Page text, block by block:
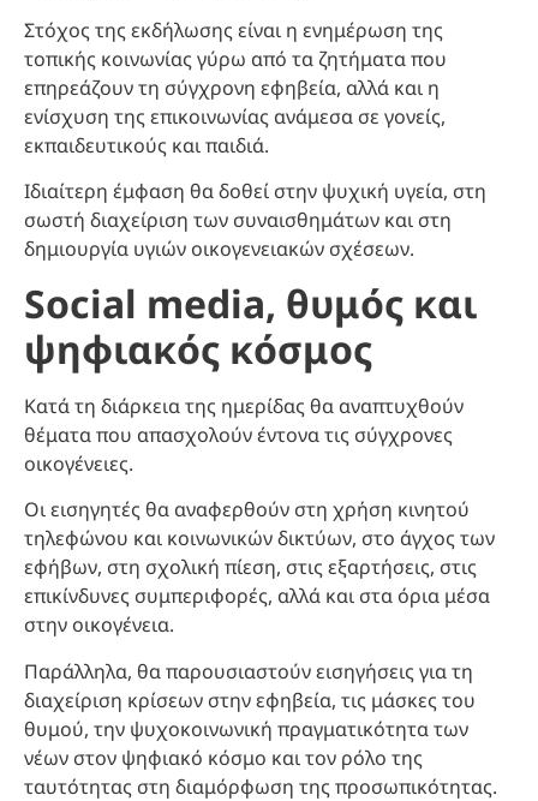
Στόχος της εκδήλωσης είναι η ενημέρωση της
τοπικής κοινωνίας γύρω από τα ζητήματα που
επηρεάζουν τη σύγχρονη εφηβεία, αλλά και η
ενίσχυση της επικοινωνίας ανάμεσα σε γονείς,
εκπαιδευτικούς και παιδιά.
Ιδιαίτερη έμφαση θα δοθεί στην ψυχική υγεία, στη
σωστή διαχείριση των συναισθημάτων και στη
δημιουργία υγιών οικογενειακών σχέσεων.
Social media, θυμός και
ψηφιακός κόσμος
Κατά τη διάρκεια της ημερίδας θα αναπτυχθούν
θέματα που απασχολούν έντονα τις σύγχρονες
οικογένειες.
Οι εισηγητές θα αναφερθούν στη χρήση κινητού
τηλεφώνου και κοινωνικών δικτύων, στο άγχος των
εφήβων, στη σχολική πίεση, στις εξαρτήσεις, στις
επικίνδυνες συμπεριφορές, αλλά και στα όρια μέσα
στην οικογένεια.
Παράλληλα, θα παρουσιαστούν εισηγήσεις για τη
διαχείριση κρίσεων στην εφηβεία, τις μάσκες του
θυμού, την ψυχοκοινωνική πραγματικότητα των
νέων στον ψηφιακό κόσμο και τον ρόλο της
ταυτότητας στη διαμόρφωση της προσωπικότητας.